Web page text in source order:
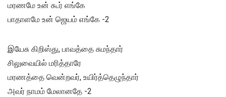
மரணமே உன் கூர் எங்கே
பாதாளமே உன் ஜெயம் எங்கே -2
இயேசு கிறிஸ்து, பாவத்தை சுமந்தார்
சிலுவையில் மரித்தாரே
மரணத்தை வென்றவர், உயிர்த்தெழுந்தார்
அவர் நாமம் மேலானதே -2